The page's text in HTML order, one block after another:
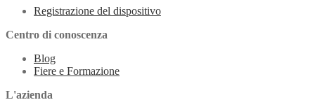
Registrazione del dispositivo
Centro di conoscenza
Blog
Fiere e Formazione
L'azienda